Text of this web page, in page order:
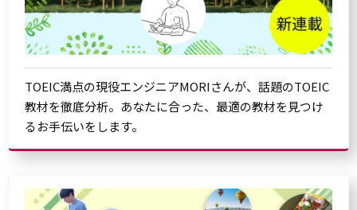
TOEIC満点の現役エンジニアMORIさんが、話題のTOEIC
教材を徹底分析。あなたに合った、最適の教材を見つけ
るお手伝いをします。